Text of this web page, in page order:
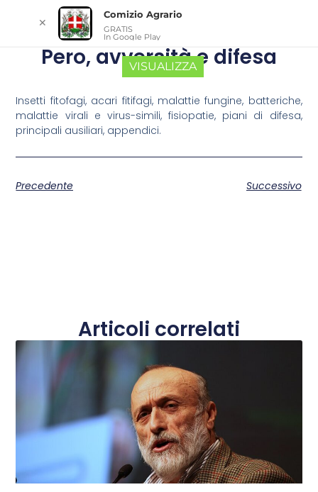
Pero, avversità e difesa
Insetti fitofagi, acari fitifagi, malattie fungine, batteriche,
malattie virali e virus-simili, fisiopatie, piani di difesa,
principali ausiliari, appendici.
Precedente Successivo
Articoli correlati
✕
Comizio Agrario
GRATIS
In Google Play
VISUALIZZA